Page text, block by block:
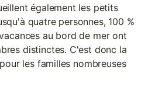
également les petits
quatre personnes, 100 %
au bord de mer ont
distinctes. C'est donc la
les familles nombreuses